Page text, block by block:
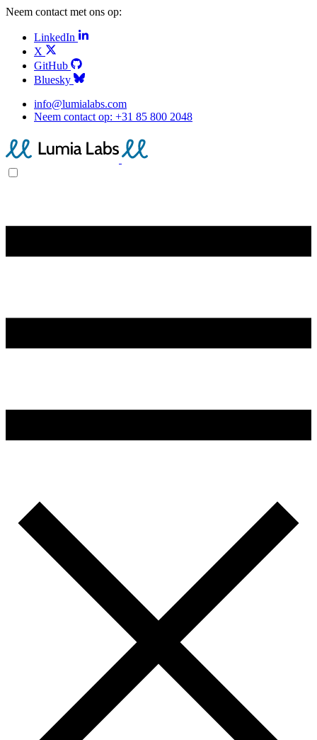
Neem contact met ons op:
LinkedIn
X
GitHub
Bluesky
info@lumialabs.com
Neem contact op: +31 85 800 2048